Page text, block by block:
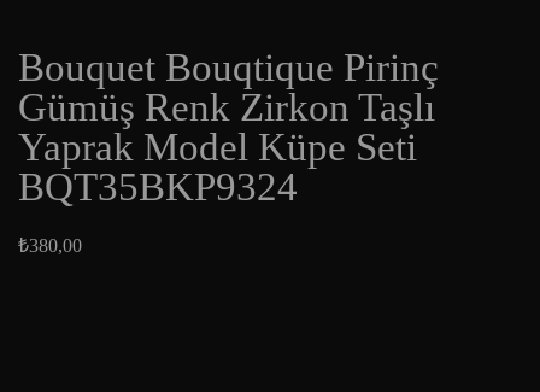
Bouquet Bouqtique Pirinç
Gümüş Renk Zirkon Taşlı
Yaprak Model Küpe Seti
BQT35BKP9324
₺380,00